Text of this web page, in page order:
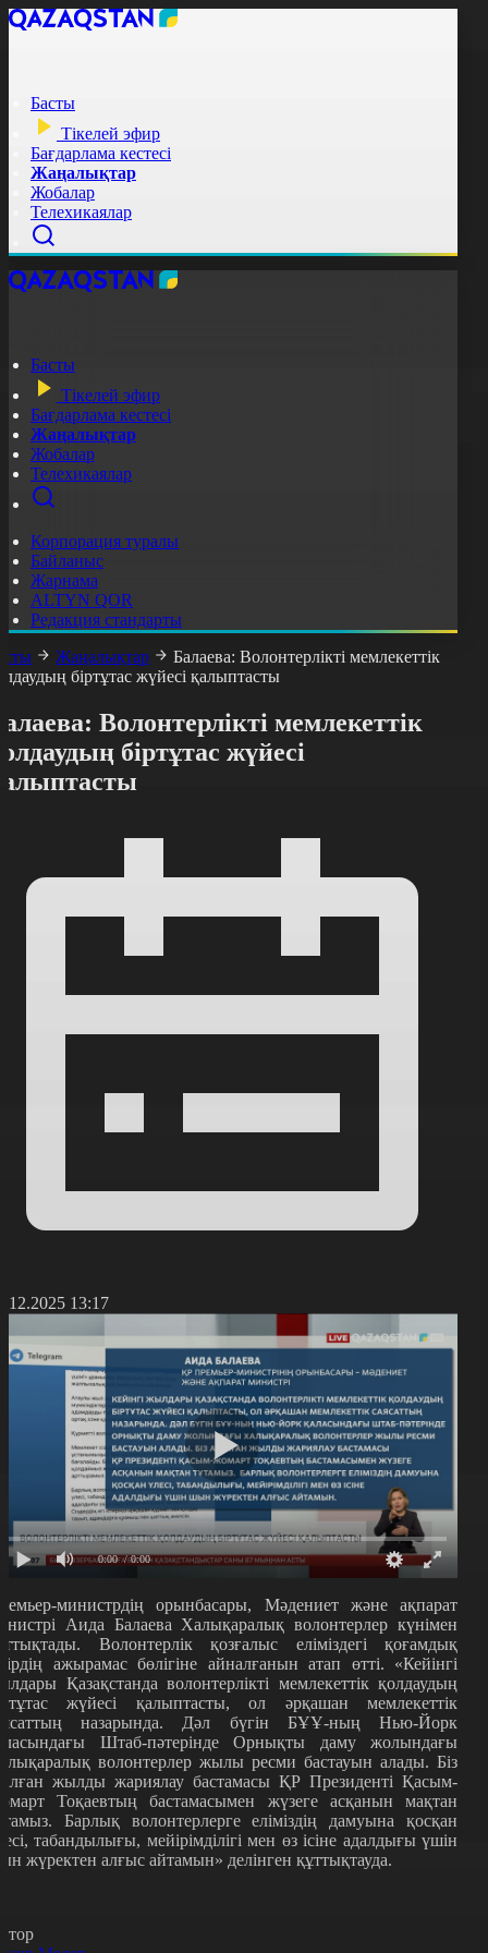
Басты
Тікелей эфир
Бағдарлама кестесі
Жаңалықтар
Жобалар
Телехикаялар
Басты
Тікелей эфир
Бағдарлама кестесі
Жаңалықтар
Жобалар
Телехикаялар
Корпорация туралы
Байланыс
Жарнама
ALTYN QOR
Редакция стандарты
Жаңалықтар
Балаева: Волонтерлікті мемлекеттік
біртұтас жүйесі қалыптасты
Волонтерлікті мемлекеттік
біртұтас жүйесі
13:17
0:00 / 0:00
министрдің орынбасары, Мәдениет және ақпарат
Аида Балаева Халықаралық волонтерлер күнімен
Волонтерлік қозғалыс еліміздегі қоғамдық
ажырамас бөлігіне айналғанын атап өтті. «Кейінгі
Қазақстанда волонтерлікті мемлекеттік қолдаудың
жүйесі қалыптасты, ол әрқашан мемлекеттік
назарында. Дәл бүгін БҰҰ-ның Нью-Йорк
Штаб-пәтерінде Орнықты даму жолындағы
волонтерлер жылы ресми бастауын алады. Біз
жылды жариялау бастамасы ҚР Президенті Қасым-
Тоқаевтың бастамасымен жүзеге асқанын мақтан
Барлық волонтерлерге еліміздің дамуына қосқан
табандылығы, мейірімділігі мен өз ісіне адалдығы үшін
жүректен алғыс айтамын» делінген құттықтауда.